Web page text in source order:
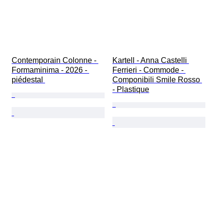
Contemporain Colonne -
Formaminima - 2026 -
piédestal
Kartell - Anna Castelli
Ferrieri - Commode -
Componibili Smile Rosso
- Plastique